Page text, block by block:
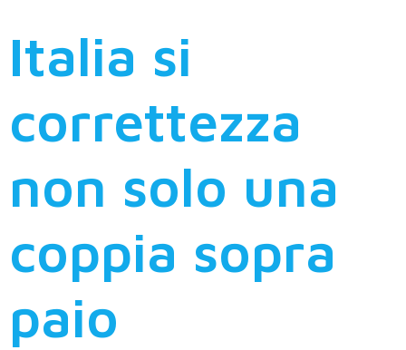
Italia si
correttezza
non solo una
coppia sopra
paio